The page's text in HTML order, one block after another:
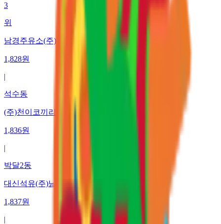
3
위
남경주유소(주)
1,828원
|
석수동
(주)천이코끼리주유소
1,836원
|
박달2동
대신석유(주)남서울주유소
1,837원
|